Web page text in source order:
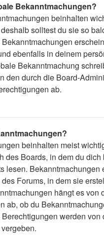
Bekanntmachungen?
beinhalten
solltest du sie so
ebenfalls in deinem
Bekanntmachung
den durch die Board-
ab.
beinhalten meist
des Boards, in dem du dich
lesen. Bekanntmachungen
Forums, in dem sie
hängt es von
ab, ob du
werden von